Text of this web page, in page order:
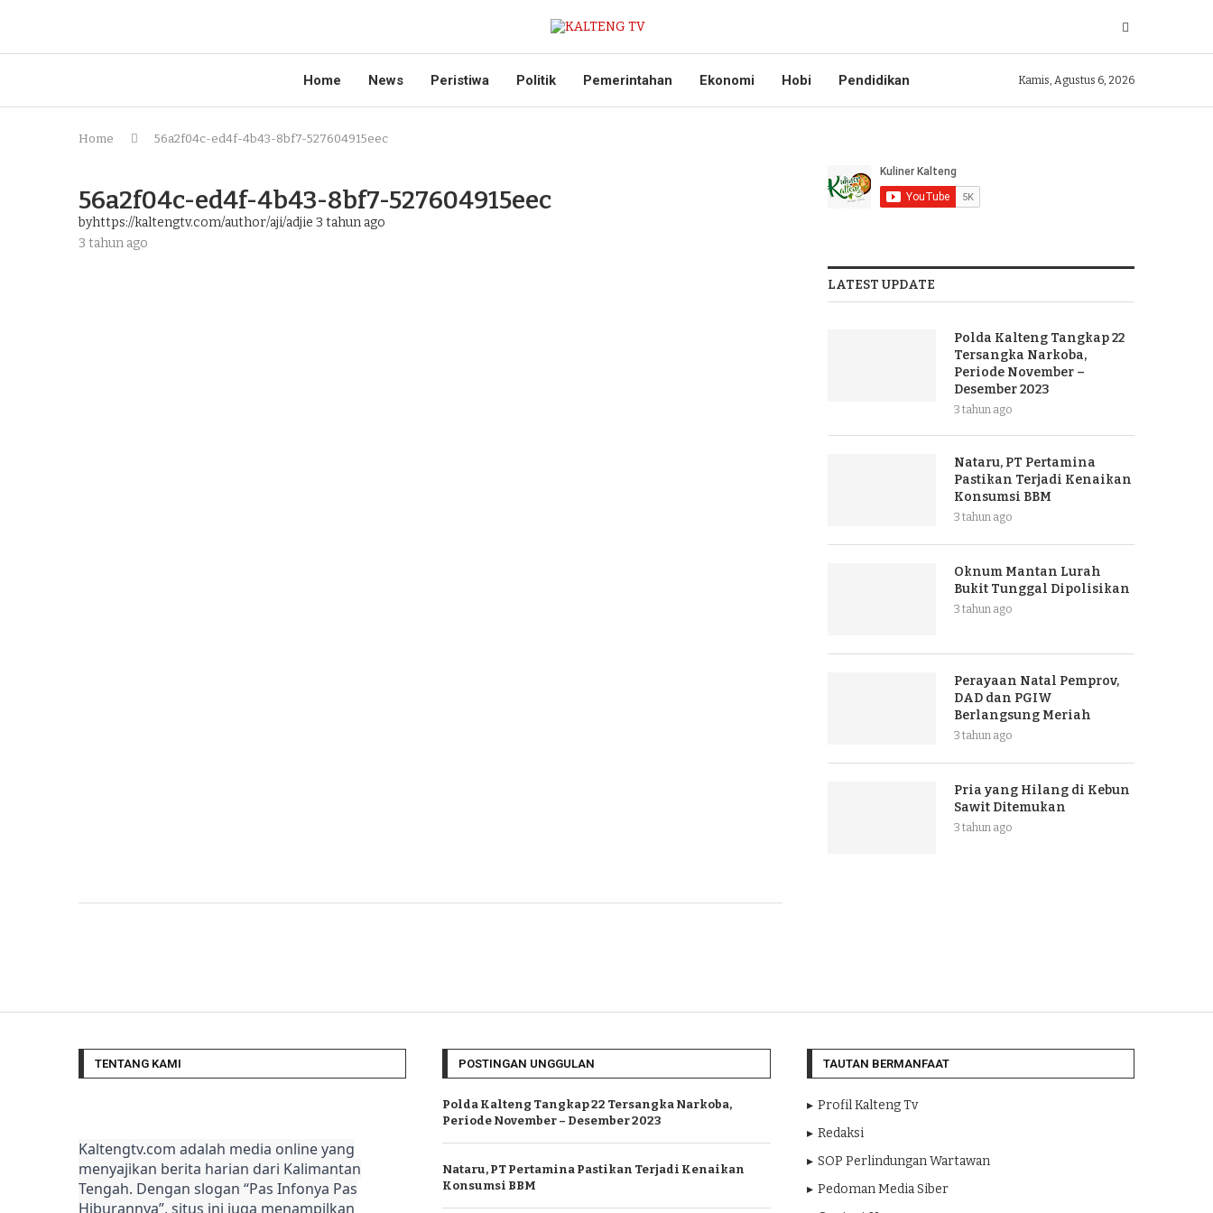
Home News Peristiwa Politik Pemerintahan Ekonomi Hobi Pendidikan Kamis, Agustus 6, 2026
Home 56a2f04c-ed4f-4b43-8bf7-527604915eec
56a2f04c-ed4f-4b43-8bf7-527604915eec
byhttps://kaltengtv.com/author/aji/adjie 3 tahun ago
3 tahun ago
LATEST UPDATE
Polda Kalteng Tangkap 22
Tersangka Narkoba,
Periode November –
Desember 2023
3 tahun ago
Nataru, PT Pertamina
Pastikan Terjadi Kenaikan
Konsumsi BBM
3 tahun ago
Oknum Mantan Lurah
Bukit Tunggal Dipolisikan
3 tahun ago
Perayaan Natal Pemprov,
DAD dan PGIW
Berlangsung Meriah
3 tahun ago
Pria yang Hilang di Kebun
Sawit Ditemukan
3 tahun ago
TENTANG KAMI
Kaltengtv.com adalah media online yang
menyajikan berita harian dari Kalimantan
Tengah. Dengan slogan “Pas Infonya Pas
Hiburannya”, situs ini juga menampilkan
POSTINGAN UNGGULAN
Polda Kalteng Tangkap 22 Tersangka Narkoba,
Periode November – Desember 2023
Nataru, PT Pertamina Pastikan Terjadi Kenaikan
Konsumsi BBM
TAUTAN BERMANFAAT
Profil Kalteng Tv
Redaksi
SOP Perlindungan Wartawan
Pedoman Media Siber